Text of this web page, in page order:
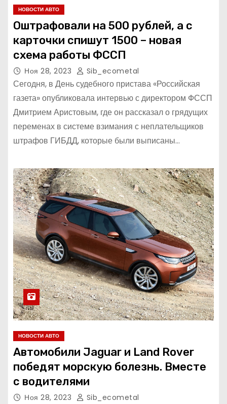
НОВОСТИ АВТО
Оштрафовали на 500 рублей, а с
карточки спишут 1500 – новая
схема работы ФССП
Ноя 28, 2023 Sib_ecometal
Сегодня, в День судебного пристава «Российская
газета» опубликовала интервью с директором ФССП
Дмитрием Аристовым, где он рассказал о грядущих
переменах в системе взимания с неплательщиков
штрафов ГИБДД, которые были выписаны…
НОВОСТИ АВТО
Автомобили Jaguar и Land Rover
победят морскую болезнь. Вместе
с водителями
Ноя 28, 2023 Sib_ecometal